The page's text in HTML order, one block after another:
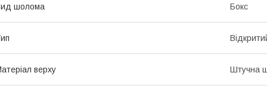
шолома Бокс
верху Штучна